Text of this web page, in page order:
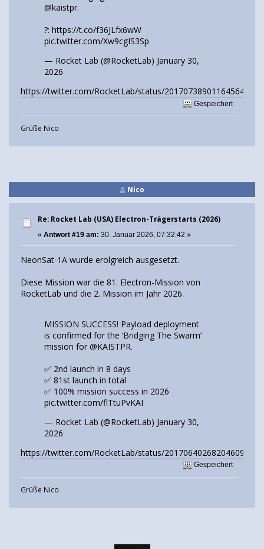
@kaistpr.
?: https://t.co/f36JLfx6wW
pic.twitter.com/Xw9cgIS3Sp
— Rocket Lab (@RocketLab) January 30,
2026
https://twitter.com/RocketLab/status/2017073890116456456
Gespeichert
Grüße Nico
Nico
Re: Rocket Lab (USA) Electron-Trägerstarts (2026)
« Antwort #19 am: 30. Januar 2026, 07:32:42 »
NeonSat-1A wurde erolgreich ausgesetzt.
Diese Mission war die 81. Electron-Mission von
RocketLab und die 2. Mission im Jahr 2026.
MISSION SUCCESS! Payload deployment
is confirmed for the ‘Bridging The Swarm’
mission for @KAISTPR.
✅ 2nd launch in 8 days
✅ 81st launch in total
✅ 100% mission success in 2026
pic.twitter.com/flTtuPvKAI
— Rocket Lab (@RocketLab) January 30,
2026
https://twitter.com/RocketLab/status/2017064026820460997
Gespeichert
Grüße Nico